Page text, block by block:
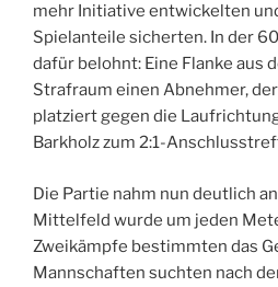
mehr Initiative entwickelten
Spielanteile sicherten. In der
dafür belohnt: Eine Flanke aus
Strafraum einen Abnehmer,
platziert gegen die
Barkholz zum 2:1-
Die Partie nahm nun deutlich
Mittelfeld wurde um jeden
Zweikämpfe bestimmten das
Mannschaften suchten nach